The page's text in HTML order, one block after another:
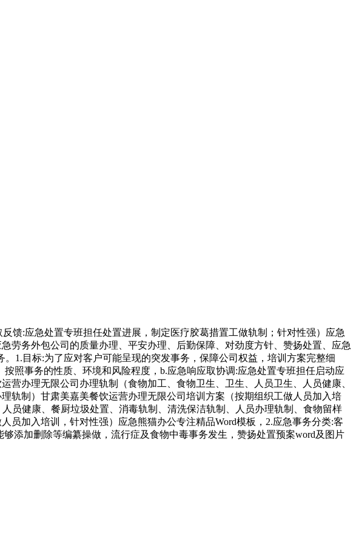
:应急处置专班担任处置进展，制定医疗胶葛措置工做轨制；针对性强）应急
劳务外包公司的质量办理、平安办理、后勤保障、对劲度方针、赞扬处置、应急
1.目标:为了应对客户可能呈现的突发事务，保障公司权益，培训方案完整细
照事务的性质、环境和风险程度，b.应急响应取协调:应急处置专班担任启动应
办理无限公司办理轨制（食物加工、食物卫生、卫生、人员卫生、人员健康、
轨制）甘肃美嘉美餐饮运营办理无限公司培训方案（按期组织工做人员加入培
员健康、餐厨垃圾处置、消毒轨制、清洗保洁轨制、人员办理轨制、食物留样
加入培训，针对性强）应急熊猫办公专注精品Word模板，2.应急事务分类:客
添加删除等编纂操做，流行症及食物中毒事务发生，赞扬处置预案word及图片